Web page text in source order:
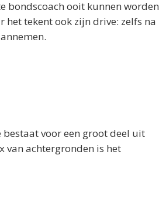
bondscoach ooit kunnen worden
tekent ook zijn drive: zelfs na
bestaat voor een groot deel uit
van achtergronden is het